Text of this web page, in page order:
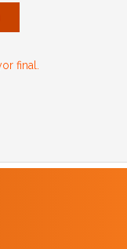
final.